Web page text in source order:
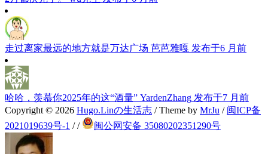
走过离家最远的地方就是万达广场 芭芭雅嘎 发布于6 月前
哈哈，羡慕你2025年的这“酒量” YardenZhang 发布于7 月前
Copyright © 2026 Hugo.Linの生活志 / Theme by MrJu / 闽ICP备
2021019639号-1 // 闽公网安备 35080202351290号